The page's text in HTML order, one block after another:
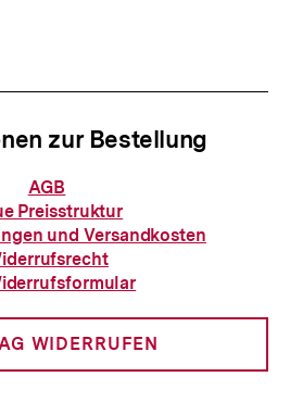
zur Bestellung
Informationen
zur
Bestellung
AGB
Preisstruktur
und Versandkosten
WIDERRUFEN